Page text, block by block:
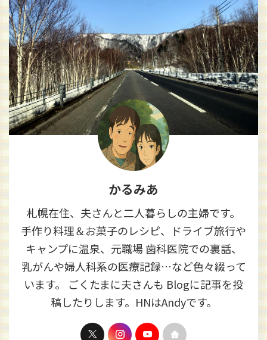
かるみあ
札幌在住、夫さんと二人暮らしの主婦です。
手作り料理＆お菓子のレシピ、ドライブ旅行や
キャンプに温泉、元職場 歯科医院での裏話、
乳がんや婦人科系の医療記録…など色々綴って
います。 ごくたまに夫さんも Blogに記事を投
稿したりします。HNはAndyです。